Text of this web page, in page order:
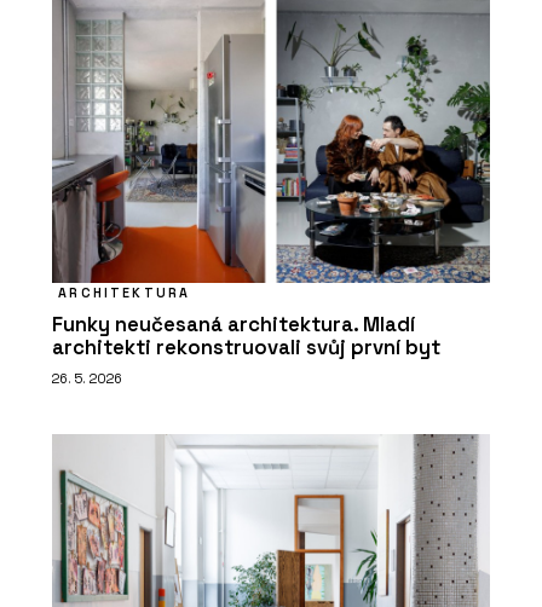
ARCHITEKTURA
Funky neučesaná architektura. Mladí
architekti rekonstruovali svůj první byt
26. 5. 2026